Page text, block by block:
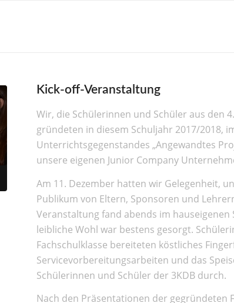
Kick-off-Veranstaltung
Wir, die Schülerinnen und Schüler aus den
gründeten in diesem Schuljahr 2017/2018,
Unterrichtsgegenstandes „Angewandtes
unsere eigenen Junior Company
Am 11. Dezember hatten wir Gelegenheit,
Publikum von Eltern, Sponsoren und
Veranstaltung fand abends im
leibliche Wohl war bestens gesorgt.
Fachschulklasse bereiteten köstliches
Servicevorbereitungsarbeiten und das
Schülerinnen und Schüler der 3KDB durch.
Nach den Präsentationen der gegründeten